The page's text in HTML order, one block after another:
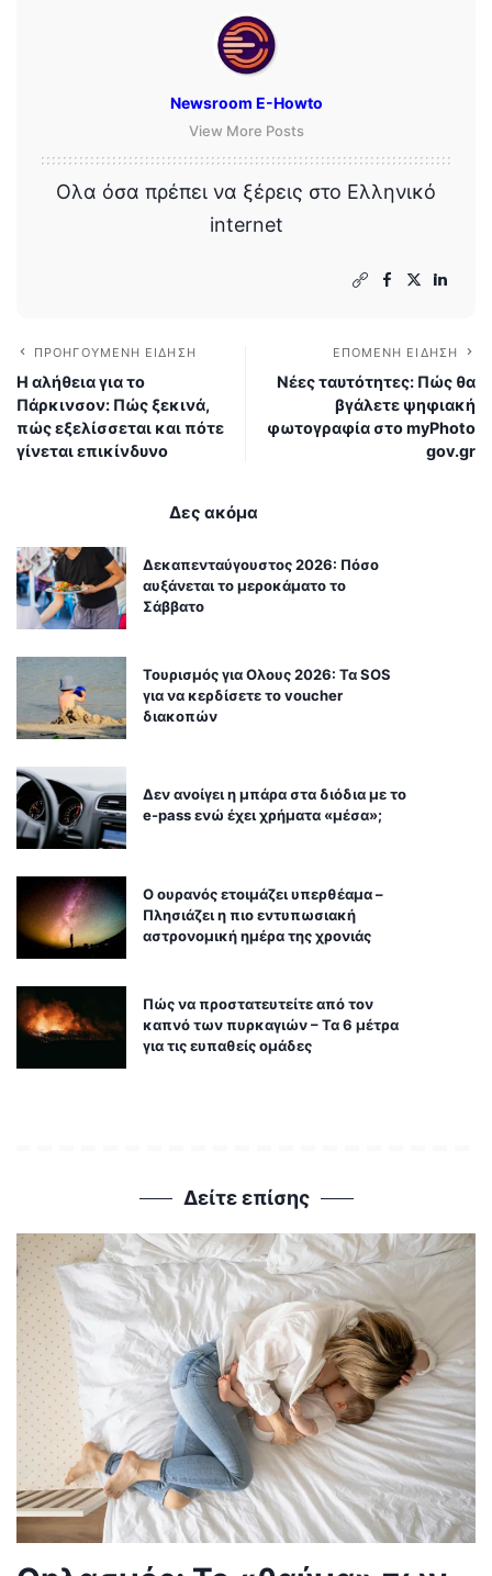
Newsroom E-Howto
View More Posts
Ολα όσα πρέπει να ξέρεις στο Ελληνικό
internet
ΠΡΟΗΓΟΎΜΕΝΗ ΕΊΔΗΣΗ
Η αλήθεια για το
Πάρκινσον: Πώς ξεκινά,
πώς εξελίσσεται και πότε
γίνεται επικίνδυνο
ΕΠΌΜΕΝΗ ΕΊΔΗΣΗ
Νέες ταυτότητες: Πώς θα
βγάλετε ψηφιακή
φωτογραφία στο myPhoto
gov.gr
Δες ακόμα
Δεκαπενταύγουστος 2026: Πόσο
αυξάνεται το μεροκάματο το
Σάββατο
Τουρισμός για Ολους 2026: Τα SOS
για να κερδίσετε το voucher
διακοπών
Δεν ανοίγει η μπάρα στα διόδια με το
e-pass ενώ έχει χρήματα «μέσα»;
Ο ουρανός ετοιμάζει υπερθέαμα –
Πλησιάζει η πιο εντυπωσιακή
αστρονομική ημέρα της χρονιάς
Πώς να προστατευτείτε από τον
καπνό των πυρκαγιών – Τα 6 μέτρα
για τις ευπαθείς ομάδες
Δείτε επίσης